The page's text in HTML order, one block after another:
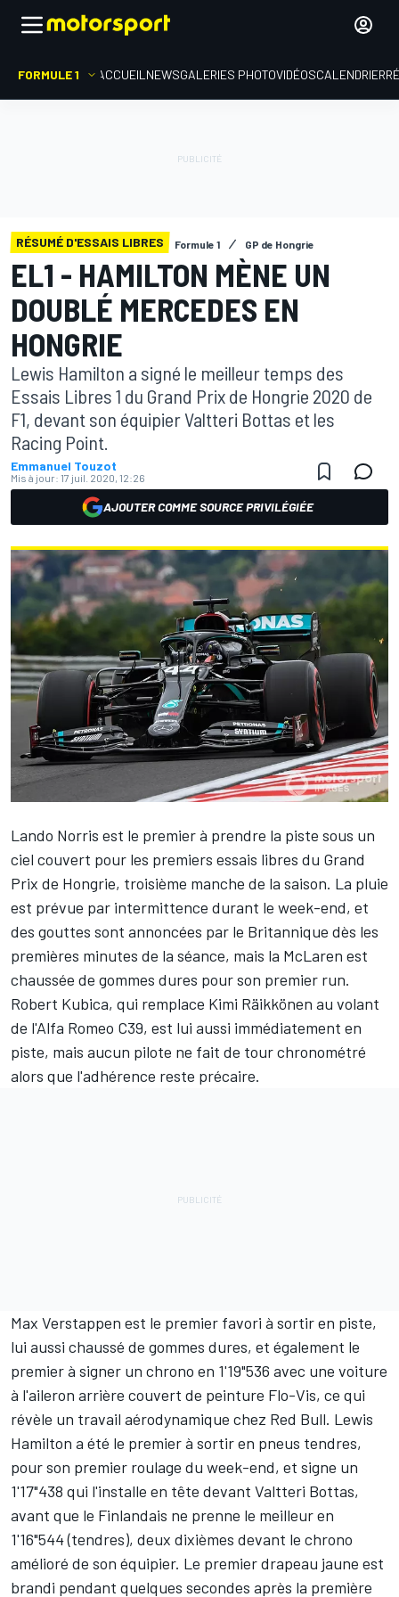
FORMULE 1 ACCUEIL NEWSGALERIES PHOTOVIDÉOSCALENDRIER
RÉSUMÉ D'ESSAIS LIBRES Formule 1 GP de Hongrie
EL1 - HAMILTON MÈNE UN
DOUBLÉ MERCEDES EN
HONGRIE
Lewis Hamilton a signé le meilleur temps des
Essais Libres 1 du Grand Prix de Hongrie 2020 de
F1, devant son équipier Valtteri Bottas et les
Racing Point.
Emmanuel Touzot
Mis à jour: 17 juil. 2020, 12:26
AJOUTER COMME SOURCE PRIVILÉGIÉE
Lando Norris est le premier à prendre la piste sous un
ciel couvert pour les premiers essais libres du Grand
Prix de Hongrie, troisième manche de la saison. La pluie
est prévue par intermittence durant le week-end, et
des gouttes sont annoncées par le Britannique dès les
premières minutes de la séance, mais la McLaren est
chaussée de gommes dures pour son premier run.
Robert Kubica, qui remplace Kimi Räikkönen au volant
de l'Alfa Romeo C39, est lui aussi immédiatement en
piste, mais aucun pilote ne fait de tour chronométré
alors que l'adhérence reste précaire.
Max Verstappen est le premier favori à sortir en piste,
lui aussi chaussé de gommes dures, et également le
premier à signer un chrono en 1'19"536 avec une voiture
à l'aileron arrière couvert de peinture Flo-Vis, ce qui
révèle un travail aérodynamique chez Red Bull. Lewis
Hamilton a été le premier à sortir en pneus tendres,
pour son premier roulage du week-end, et signe un
1'17"438 qui l'installe en tête devant Valtteri Bottas,
avant que le Finlandais ne prenne le meilleur en
1'16"544 (tendres), deux dixièmes devant le chrono
amélioré de son équipier. Le premier drapeau jaune est
brandi pendant quelques secondes après la première